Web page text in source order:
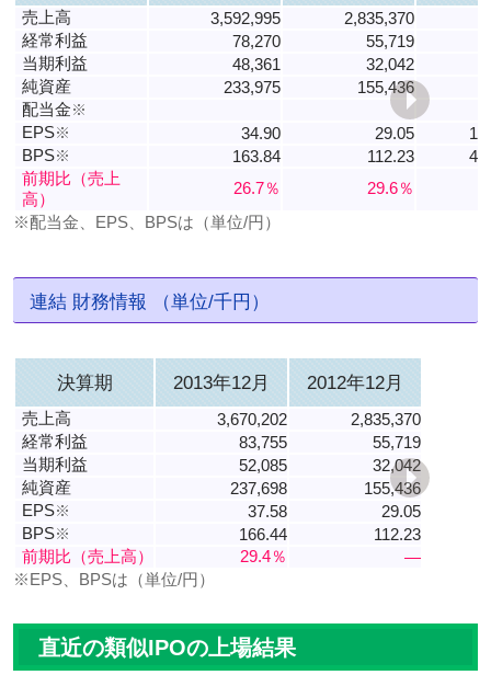
売上高 3,592,995 2,835,370
経常利益
78,270
55,719
当期利益
48,361
32,042
純資産
233,975
155,436
配当金※
EPS※ 34.90 29.05
BPS※ 163.84 112.23
前期比（売上
高）
26.7％
29.6％
※配当金、EPS、BPSは（単位/円）
連結 財務情報 （単位/千円）
決算期 2013年12月 2012年12月
売上高 3,670,202
2,835,370
経常利益
83,755
55,719
当期利益
52,085
32,042
純資産
237,698
155,436
EPS※ 37.58
29.05
BPS※ 166.44
112.23
前期比（売上高）
29.4％
―
※EPS、BPSは（単位/円）
直近の類似IPOの上場結果